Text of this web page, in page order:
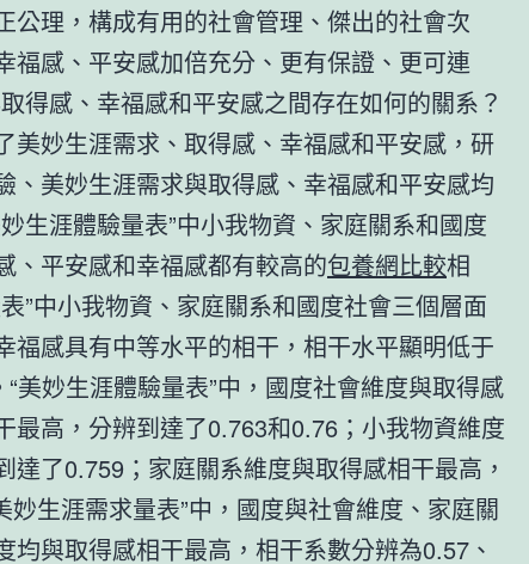
公理，構成有用的社會管理、傑出的社會次
福感、平安感加倍充分、更有保證、更可連
得感、幸福感和平安感之間存在如何的關系？
美妙生涯需求、取得感、幸福感和平安感，研
、美妙生涯需求與取得感、幸福感和平安感均
生涯體驗量表”中小我物資、家庭關系和國度
、平安感和幸福感都有較高的包養網比較相
”中小我物資、家庭關系和國度社會三個層面
福感具有中等水平的相干，相干水平顯明低于
“美妙生涯體驗量表”中，國度社會維度與取得感
最高，分辨到達了0.763和0.76；小我物資維度
達了0.759；家庭關系維度與取得感相干最高，
妙生涯需求量表”中，國度與社會維度、家庭關
均與取得感相干最高，相干系數分辨為0.57、